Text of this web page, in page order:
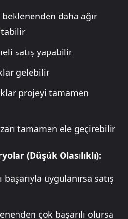
beklenenden daha ağır
satış yapabilir
gelebilir
projeyi tamamen
tamamen ele geçirebilir
(Düşük Olasılıklı):
uygulanırsa satış
çok başarılı olursa